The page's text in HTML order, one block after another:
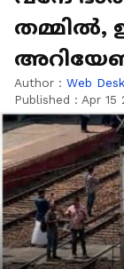
തമ്മില്‍,
Author : Web Desk
Published : Apr 15